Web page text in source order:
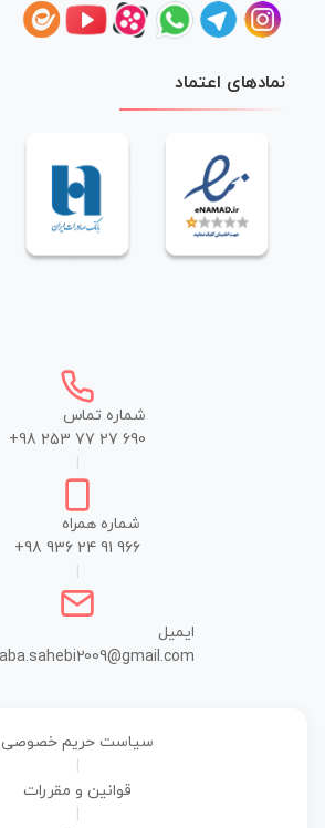
نمادهای اعتماد
شماره تماس
+98 253 77 27 690
شماره همراه
+98 936 24 91 966
ایمیل
سیاست حریم خصوصی
قوانین و مقررات